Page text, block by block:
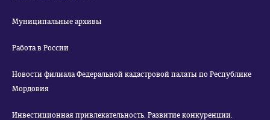
Муниципальные архивы
Работа в России
Новости филиала Федеральной кадастровой палаты по Республике
Мордовия
Инвестиционная привлекательность. Развитие конкуренции.